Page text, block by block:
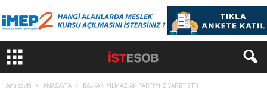
Ana sayfa ANASAYFA BAŞKAN YILMAZ AK PARTİ’Yİ ZİYARET ETTİ